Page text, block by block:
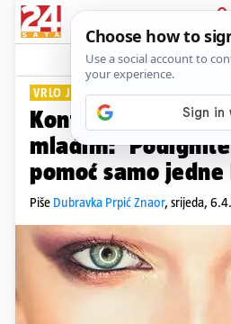
Lifestyle
VRLO JEDNOSTAVNO
Konturiranje lica
mlađim:
pomoć samo
Piše Dubravka Prpić Znaor, srijeda,